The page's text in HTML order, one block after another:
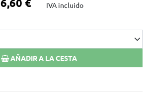
6,60 € IVA incluido
AÑADIR A LA CESTA